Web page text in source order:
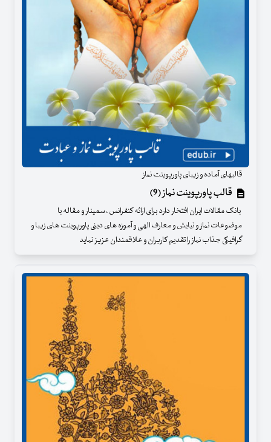
قالبهای آماده و زیبای پاورپوینت نماز
قالب پاورپوینت نماز (9)
بانک مقالات ایران افتخار دارد برای ارائه کنفرانس ، سمینار و مقاله با
موضوعات نماز و نیایش و معارف الهی و آموزه های دینی پاورپوینت های زیبا و
گرافیکی جذاب نماز را تقدیم کاربران و علاقمندان عزیز نماید